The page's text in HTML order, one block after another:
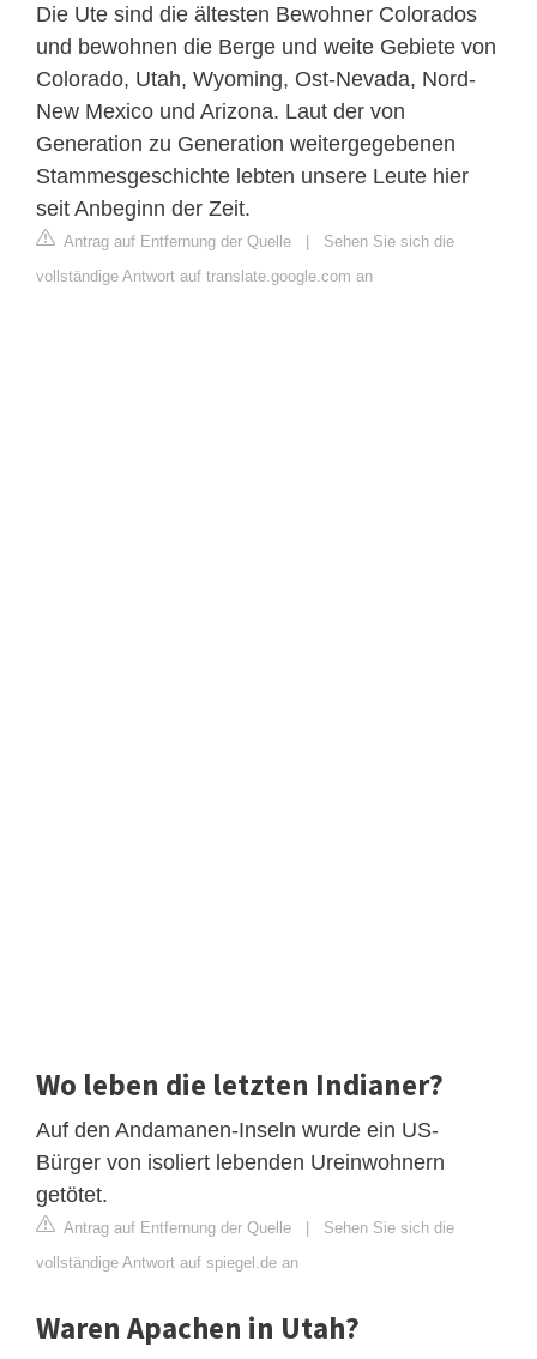
Die Ute sind die ältesten Bewohner Colorados
und bewohnen die Berge und weite Gebiete von
Colorado, Utah, Wyoming, Ost-Nevada, Nord-
New Mexico und Arizona. Laut der von
Generation zu Generation weitergegebenen
Stammesgeschichte lebten unsere Leute hier
seit Anbeginn der Zeit.
Antrag auf Entfernung der Quelle | Sehen Sie sich die
vollständige Antwort auf translate.google.com an
Wo leben die letzten Indianer?
Auf den Andamanen-Inseln wurde ein US-
Bürger von isoliert lebenden Ureinwohnern
getötet.
Antrag auf Entfernung der Quelle | Sehen Sie sich die
vollständige Antwort auf spiegel.de an
Waren Apachen in Utah?